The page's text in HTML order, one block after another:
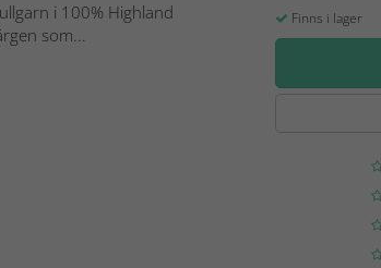
i 100% Highland
som...
Finns i lager